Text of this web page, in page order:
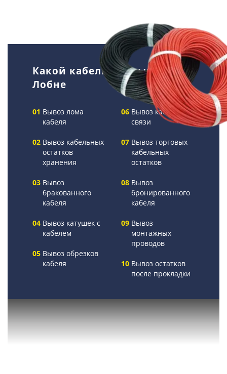
Какой кабель мы вывозим в
Лобне
Вывоз лома
кабеля
Вывоз кабельных
остатков
хранения
Вывоз
бракованного
кабеля
Вывоз катушек с
кабелем
Вывоз обрезков
кабеля
Вывоз кабелей
связи
Вывоз торговых
кабельных
остатков
Вывоз
бронированного
кабеля
Вывоз
монтажных
проводов
Вывоз остатков
после прокладки